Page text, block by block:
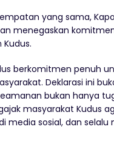
yang sama,
menegaskan
berkomitmen penuh
Deklarasi ini
bukan hanya
masyarakat Kudus
media sosial, dan selalu